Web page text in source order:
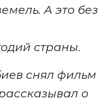
А это без
страны.
снял фильм
о